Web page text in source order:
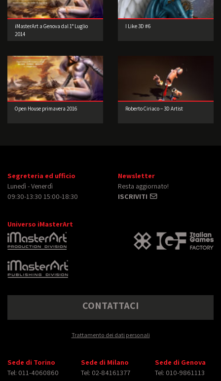
iMasterArt a Genova dal 1° Luglio
2014
I Like 3D #6
Open House primavera 2016 Roberto Ciriaco – 3D Artist
Segreteria ed ufficio
Lunedì - Venerdì
09:30-13:30 15:00-18:30
Newsletter
Resta aggiornato!
ISCRIVITI
Universo iMasterArt
CONTATTACI
Trattamento dei dati personali
Sede di Torino
Tel: 011-4060860
Sede di Milano
Tel: 02-84161377
Sede di Genova
Tel: 010-9861113